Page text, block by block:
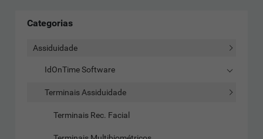
Categorias
Assiduidade
IdOnTime Software
Terminais Assiduidade
Terminais Rec. Facial